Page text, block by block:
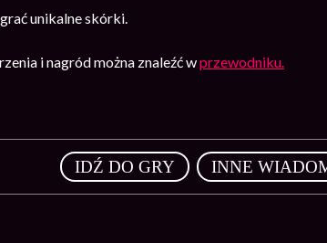
unikalne skórki.
i nagród można znaleźć wprzewodniku.
IDŹ DO GRY INNE